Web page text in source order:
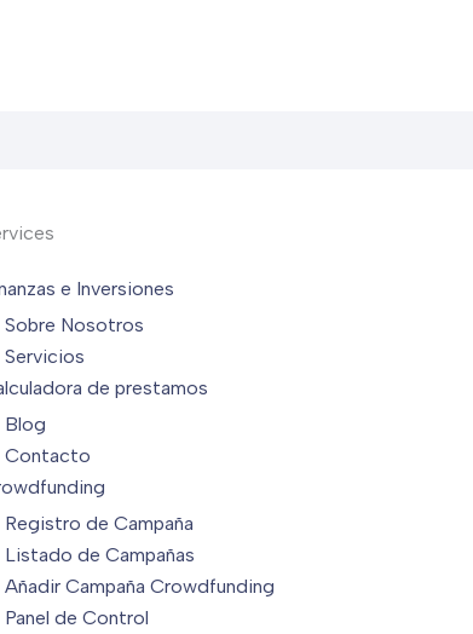
e Inversiones
Sobre Nosotros
Servicios
de prestamos
Blog
Contacto
Registro de Campaña
Listado de Campañas
Añadir Campaña Crowdfunding
Panel de Control